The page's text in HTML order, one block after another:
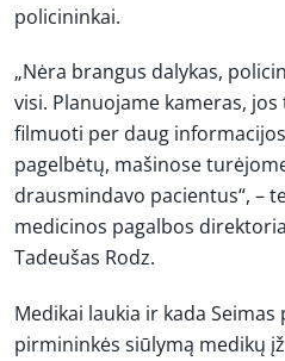
policininkai.
„Nėra brangus dalykas,
visi. Planuojame kameras,
filmuoti per daug
pagelbėtų, mašinose
drausmindavo pacientus“, –
medicinos pagalbos
Tadeušas Rodz.
Medikai laukia ir kada
pirmininkės siūlymą medikų